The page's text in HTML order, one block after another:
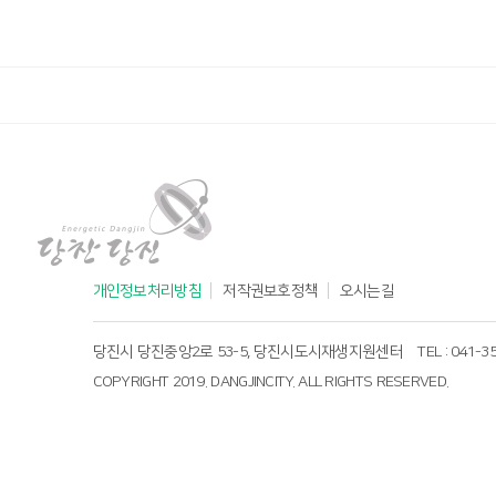
개인정보처리방침 저작권보호정책 오시는길
당진시 당진중앙2로 53-5, 당진시도시재생지원센터
TEL : 041-
COPYRIGHT 2019. DANGJINCITY. ALL RIGHTS RESERVED.